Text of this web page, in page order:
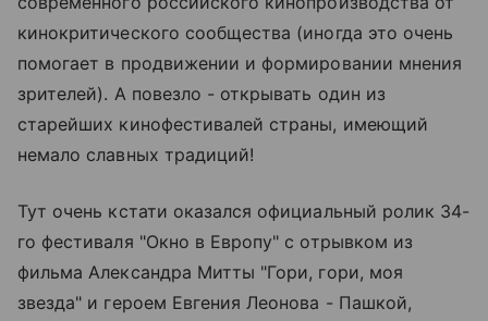
кинокритического сообщества (иногда это очень
помогает в продвижении и формировании мнения
зрителей). А повезло - открывать один из
старейших кинофестивалей страны, имеющий
немало славных традиций!
Тут очень кстати оказался официальный ролик 34-
го фестиваля "Окно в Европу" с отрывком из
фильма Александра Митты "Гори, гори, моя
звезда" и героем Евгения Леонова - Пашкой,